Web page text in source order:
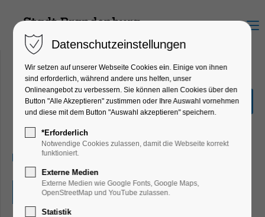
Menu
Quiz-Tour
Ferienkalender, Kinder, Jugend, Mitmach-
Aktion
20.07.2026, 10:00–17:00
Eintritt frei
Datenschutzeinstellungen
Wir setzen auf unserer Webseite Cookies ein. Einige von ihnen
sind erforderlich, während andere uns helfen, unser
Onlineangebot zu verbessern. Sie können allen Cookies über den
Button "Alle Akzeptieren" zustimmen oder Ihre Auswahl vornehmen
und diese mit dem Button "Auswahl akzeptieren" speichern.
*Erforderlich
Notwendige Cookies zulassen, damit die Webseite korrekt
funktioniert.
Externe Medien
Externe Medien wie Google Fonts, Google Maps,
OpenStreetMap und YouTube zulassen.
Statistik